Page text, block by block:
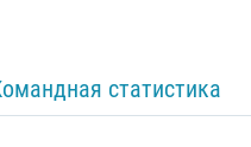
статистика